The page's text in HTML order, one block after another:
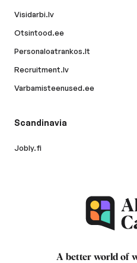
Visidarbi.lv
Otsintood.ee
Personaloatrankos.lt
Recruitment.lv
Varbamisteenused.ee
Scandinavia
Jobly.fi
A better world of